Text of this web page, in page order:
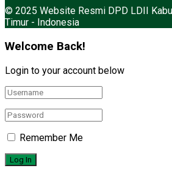
© 2025 Website Resmi DPD LDII
Timur - Indonesia
Welcome Back!
Login to your account below
Remember Me